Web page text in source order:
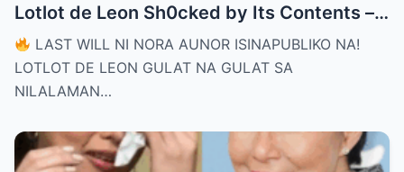
Lotlot de Leon Sh0cked by Its Contents –
What Did She See That Left Her
Completely Speechless?
LAST WILL NI NORA AUNOR ISINAPUBLIKO NA!
LOTLOT DE LEON GULAT NA GULAT SA
NILALAMAN…